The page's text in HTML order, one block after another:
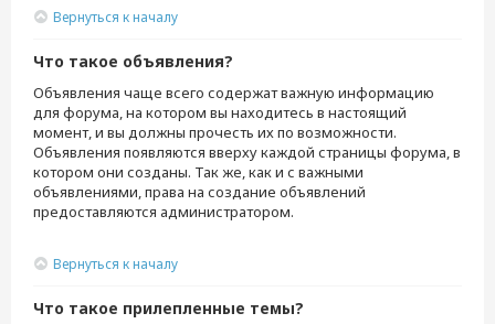
Вернуться к началу
Что такое объявления?
Объявления чаще всего содержат важную информацию
для форума, на котором вы находитесь в настоящий
момент, и вы должны прочесть их по возможности.
Объявления появляются вверху каждой страницы форума, в
котором они созданы. Так же, как и с важными
объявлениями, права на создание объявлений
предоставляются администратором.
Вернуться к началу
Что такое прилепленные темы?